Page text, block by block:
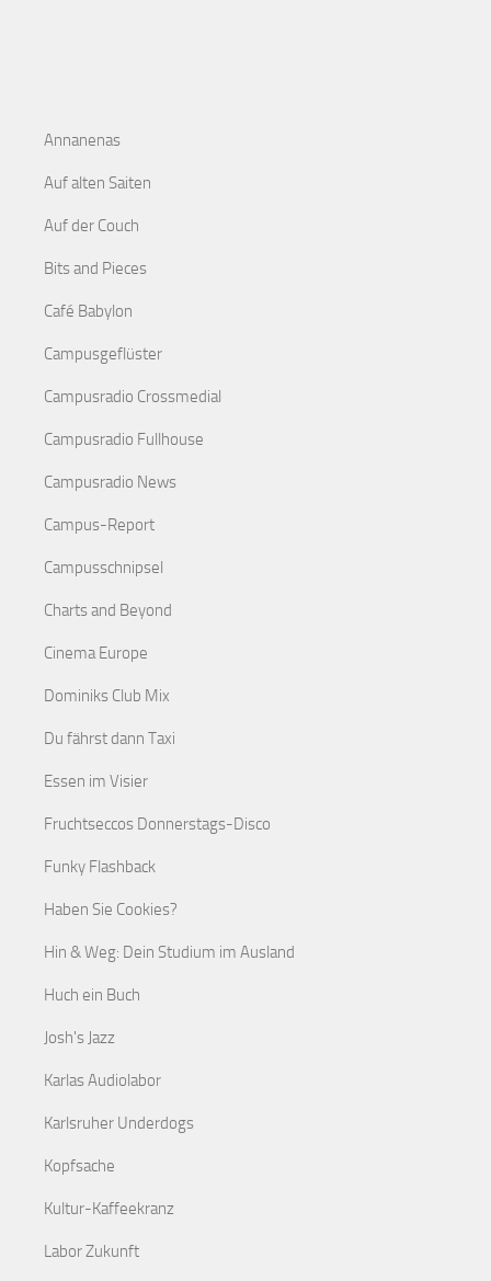
Annanenas
Auf alten Saiten
Auf der Couch
Bits and Pieces
Café Babylon
Campusgeflüster
Campusradio Crossmedial
Campusradio Fullhouse
Campusradio News
Campus-Report
Campusschnipsel
Charts and Beyond
Cinema Europe
Dominiks Club Mix
Du fährst dann Taxi
Essen im Visier
Fruchtseccos Donnerstags-Disco
Funky Flashback
Haben Sie Cookies?
Hin & Weg: Dein Studium im Ausland
Huch ein Buch
Josh's Jazz
Karlas Audiolabor
Karlsruher Underdogs
Kopfsache
Kultur-Kaffeekranz
Labor Zukunft